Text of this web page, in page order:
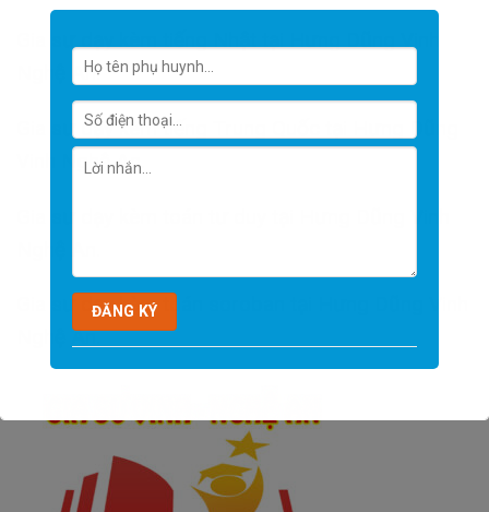
Nghệ An.
Gia sư dạy kèm tiếng Trung Quốc tại Hưng Dũng
Vinh Nghệ An.
Gia sư dạy kèm toán soroban tại Hưng Dũng Vinh
Nghệ An.